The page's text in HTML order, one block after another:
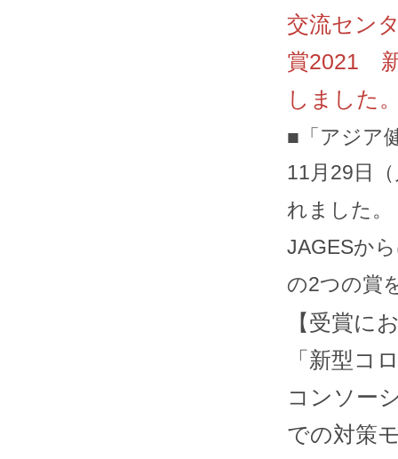
交流セン
賞2021 新
しました
■「アジア
11月29日
れました。
JAGESか
の2つの賞
【受賞に
「新型コ
コンソー
での対策